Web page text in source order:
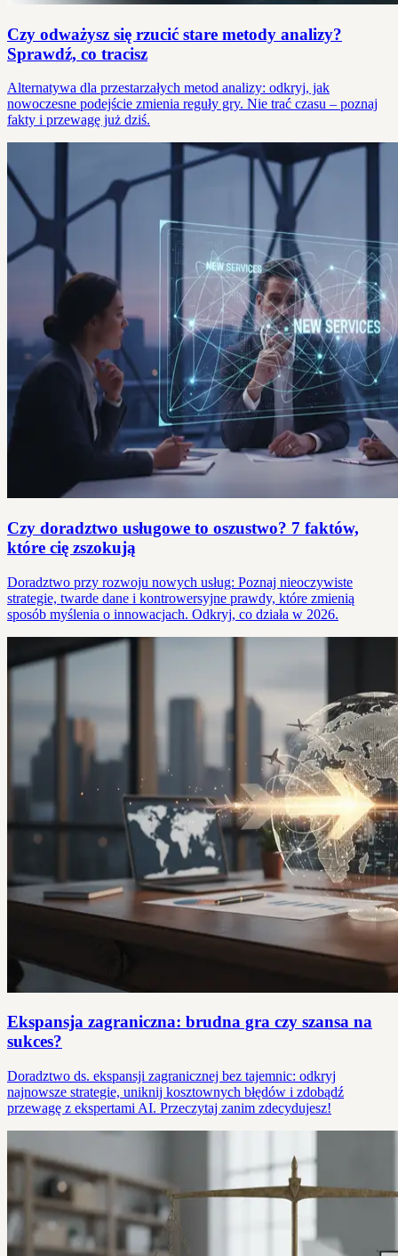
Czy odważysz się rzucić stare metody analizy?
Sprawdź, co tracisz
Alternatywa dla przestarzałych metod analizy: odkryj, jak
nowoczesne podejście zmienia reguły gry. Nie trać czasu – poznaj
fakty i przewagę już dziś.
Czy doradztwo usługowe to oszustwo? 7 faktów,
które cię zszokują
Doradztwo przy rozwoju nowych usług: Poznaj nieoczywiste
strategie, twarde dane i kontrowersyjne prawdy, które zmienią
sposób myślenia o innowacjach. Odkryj, co działa w 2026.
Ekspansja zagraniczna: brudna gra czy szansa na
sukces?
Doradztwo ds. ekspansji zagranicznej bez tajemnic: odkryj
najnowsze strategie, uniknij kosztownych błędów i zdobądź
przewagę z ekspertami AI. Przeczytaj zanim zdecydujesz!